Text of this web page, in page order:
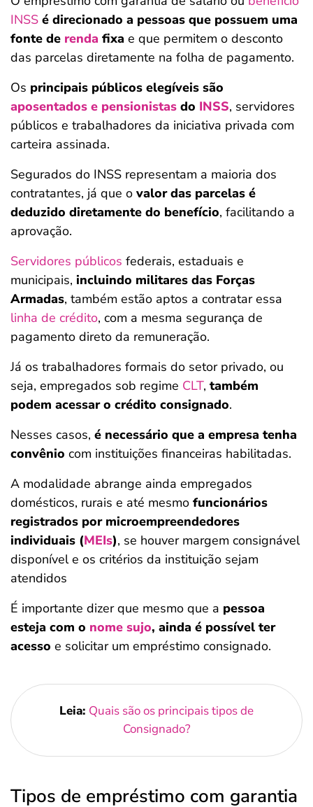
INSS é direcionado a pessoas que possuem uma
fonte de renda fixa e que permitem o desconto
das parcelas diretamente na folha de pagamento.
Os principais públicos elegíveis são
aposentados e pensionistas do INSS, servidores
públicos e trabalhadores da iniciativa privada com
carteira assinada.
Segurados do INSS representam a maioria dos
contratantes, já que o valor das parcelas é
deduzido diretamente do benefício, facilitando a
aprovação.
Servidores públicos federais, estaduais e
municipais, incluindo militares das Forças
Armadas, também estão aptos a contratar essa
linha de crédito, com a mesma segurança de
pagamento direto da remuneração.
Já os trabalhadores formais do setor privado, ou
seja, empregados sob regime CLT, também
podem acessar o crédito consignado.
Nesses casos, é necessário que a empresa tenha
convênio com instituições financeiras habilitadas.
A modalidade abrange ainda empregados
domésticos, rurais e até mesmo funcionários
registrados por microempreendedores
individuais (MEIs), se houver margem consignável
disponível e os critérios da instituição sejam
atendidos
É importante dizer que mesmo que a pessoa
esteja com o nome sujo, ainda é possível ter
acesso e solicitar um empréstimo consignado.
Leia: Quais são os principais tipos de
Consignado?
Tipos de empréstimo com garantia